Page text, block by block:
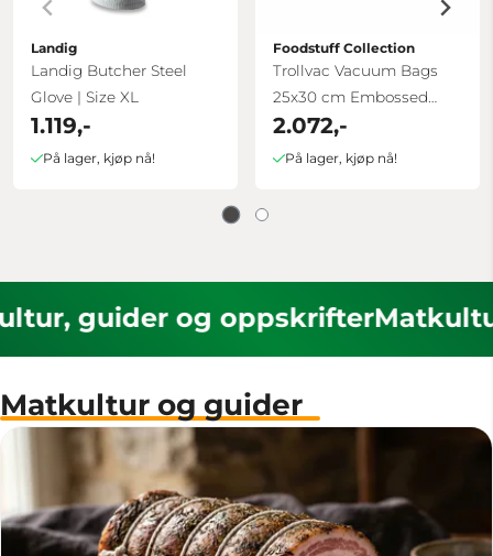
Landig
Landig Butcher Steel
Glove | Size XL
1.119,-
På lager, kjøp nå!
Foodstuff Collection
Trollvac Vacuum Bags
25x30 cm Embossed
(1000pcs)
2.072,-
På lager, kjøp nå!
guider og oppskrifter
Matkultur og guider